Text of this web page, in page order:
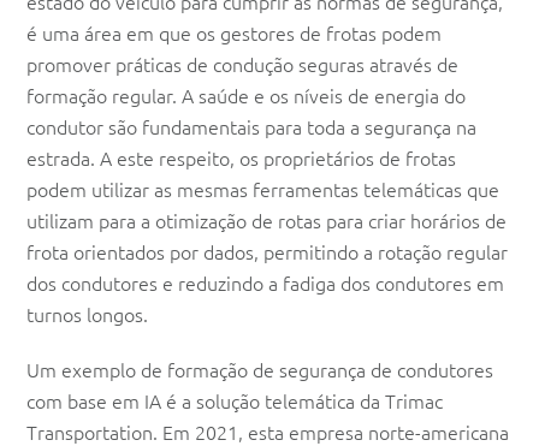
é uma área em que os gestores de frotas podem
promover práticas de condução seguras através de
formação regular. A saúde e os níveis de energia do
condutor são fundamentais para toda a segurança na
estrada. A este respeito, os proprietários de frotas
podem utilizar as mesmas ferramentas telemáticas que
utilizam para a otimização de rotas para criar horários de
frota orientados por dados, permitindo a rotação regular
dos condutores e reduzindo a fadiga dos condutores em
turnos longos.
Um exemplo de formação de segurança de condutores
com base em IA é a solução telemática da Trimac
Transportation. Em 2021, esta empresa norte-americana